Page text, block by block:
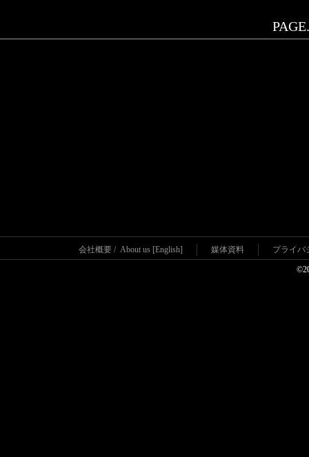
会社概要 / About us [English] 媒体資料 プライバ